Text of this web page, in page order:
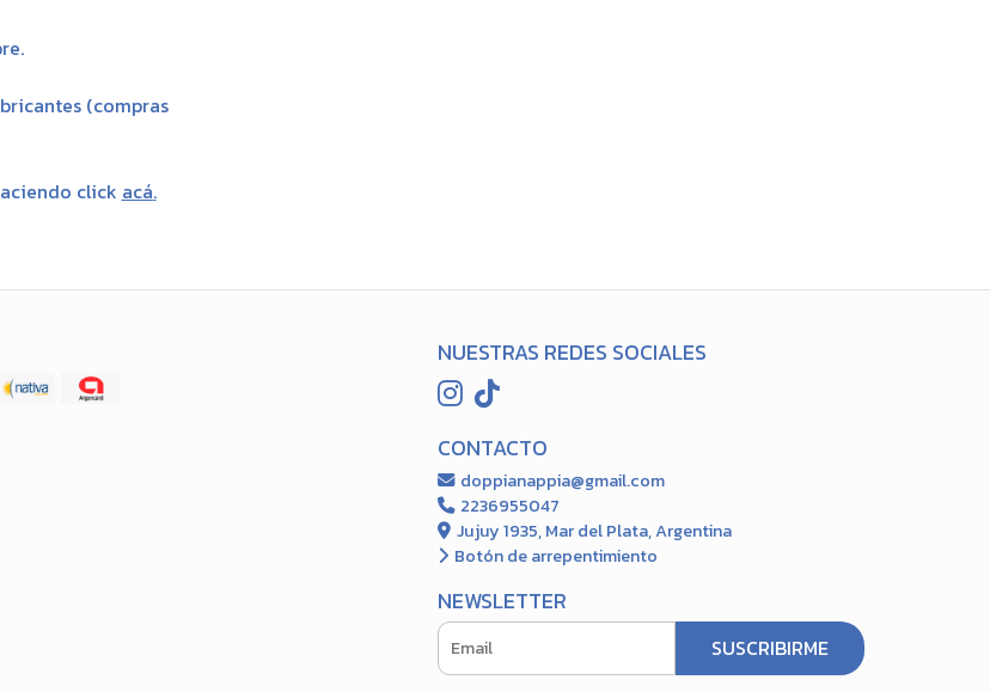
(compras
click acá.
NUESTRAS REDES SOCIALES
CONTACTO
doppianappia@gmail.com
2236955047
Jujuy 1935, Mar del Plata, Argentina
Botón de arrepentimiento
NEWSLETTER
SUSCRIBIRME